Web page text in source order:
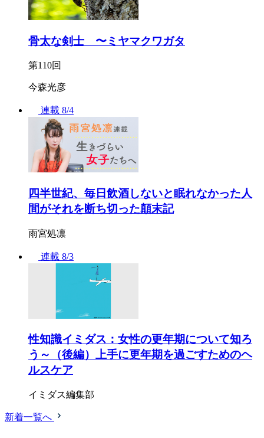
骨太な剣士 〜ミヤマクワガタ
第110回
今森光彦
連載 8/4
四半世紀、毎日飲酒しないと眠れなかった人
間がそれを断ち切った顛末記
雨宮処凛
連載 8/3
性知識イミダス：女性の更年期について知ろ
う～（後編）上手に更年期を過ごすためのヘ
ルスケア
イミダス編集部
新着一覧へ